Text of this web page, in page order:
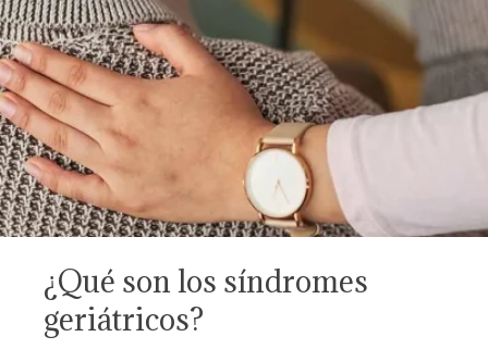
¿Qué son los síndromes
geriátricos?